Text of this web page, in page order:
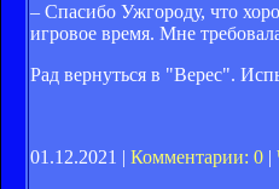
– Спасибо Ужгороду, что
игровое время. Мне
Рад вернуться в "Верес".
01.12.2021 | Комментарии: 0 |